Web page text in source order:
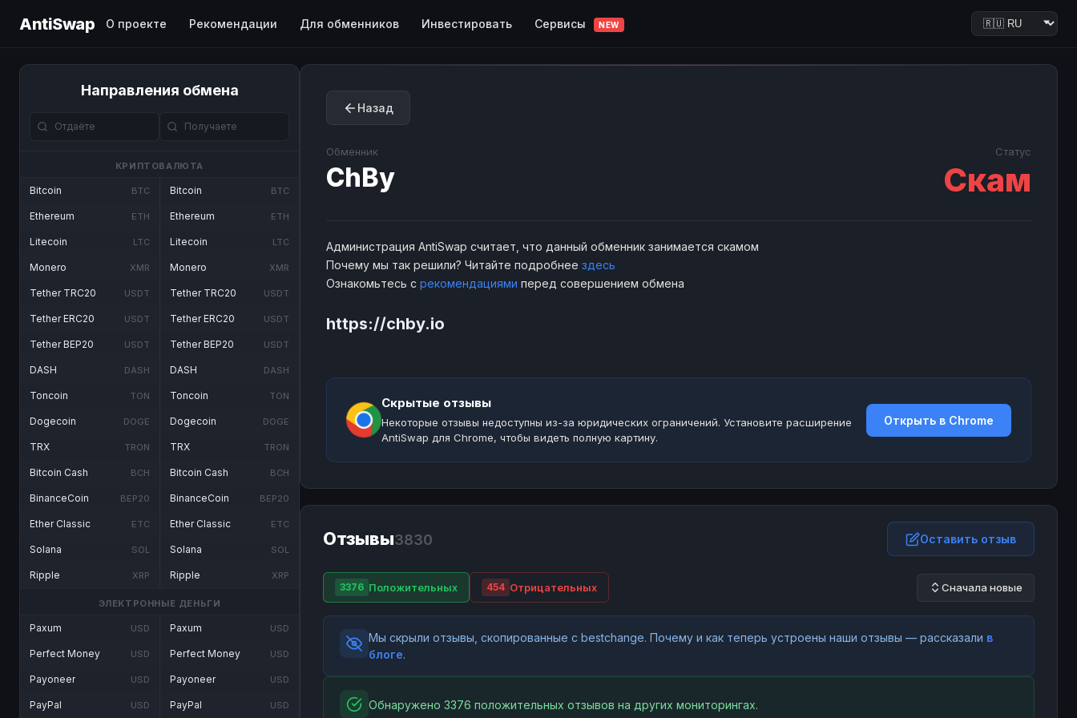
AntiSwap О проекте Рекомендации Для обменников Инвестировать Сервисы NEW
Направления обмена
КРИПТОВАЛЮТА
Bitcoin BTC
Ethereum ETH
Litecoin LTC
Monero XMR
Tether TRC20 USDT
Tether ERC20 USDT
Tether BEP20 USDT
DASH DASH
Toncoin TON
Dogecoin DOGE
TRX TRON
Bitcoin Cash BCH
BinanceCoin BEP20
Ether Classic ETC
Solana SOL
Ripple XRP
Bitcoin BTC
Ethereum ETH
Litecoin LTC
Monero XMR
Tether TRC20 USDT
Tether ERC20 USDT
Tether BEP20 USDT
DASH DASH
Toncoin TON
Dogecoin DOGE
TRX TRON
Bitcoin Cash BCH
BinanceCoin BEP20
Ether Classic ETC
Solana SOL
Ripple XRP
ЭЛЕКТРОННЫЕ ДЕНЬГИ
Paxum USD
Perfect Money USD
Payoneer USD
PayPal USD
Paxum USD
Perfect Money USD
Payoneer USD
PayPal USD
Назад
Обменник
ChBy
Статус
Скам
Администрация AntiSwap считает, что данный обменник занимается скамом
Почему мы так решили? Читайте подробнее здесь
Ознакомьтесь с рекомендациями перед совершением обмена
https://chby.io
Скрытые отзывы
Некоторые отзывы недоступны из-за юридических ограничений. Установите расширение
AntiSwap для Chrome, чтобы видеть полную картину.
Открыть в Chrome
Отзывы3830 Оставить отзыв
3376 Положительных 454 Отрицательных Сначала новые
Мы скрыли отзывы, скопированные с bestchange. Почему и как теперь устроены наши отзывы — рассказали в
блоге.
Обнаружено 3376 положительных отзывов на других мониторингах.